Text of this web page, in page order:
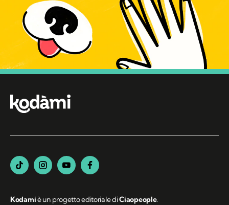
Kodamiè un progetto editoriale diCiaopeople.